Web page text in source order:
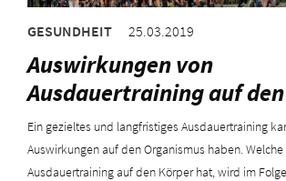
GESUNDHEIT 25.03.2019
Auswirkungen von
Ausdauertraining auf
Ein gezieltes und langfristiges Ausdauertraining
Auswirkungen auf den Organismus haben.
Ausdauertraining auf den Körper hat, wird im